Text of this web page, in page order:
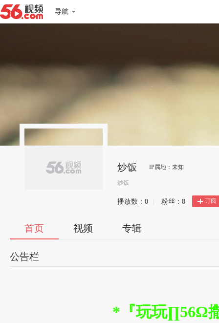
导航
炒饭 IP属地：未知
炒饭
播放数： 0 粉丝： 8 订阅
首页 视频 专辑
公告栏
*『玩玩∏56Ω